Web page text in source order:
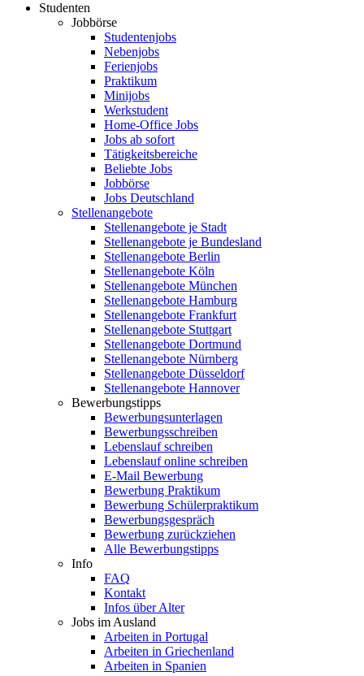
Studenten
Jobbörse
Studentenjobs
Nebenjobs
Ferienjobs
Praktikum
Minijobs
Werkstudent
Home-Office Jobs
Jobs ab sofort
Tätigkeitsbereiche
Beliebte Jobs
Jobbörse
Jobs Deutschland
Stellenangebote
Stellenangebote je Stadt
Stellenangebote je Bundesland
Stellenangebote Berlin
Stellenangebote Köln
Stellenangebote München
Stellenangebote Hamburg
Stellenangebote Frankfurt
Stellenangebote Stuttgart
Stellenangebote Dortmund
Stellenangebote Nürnberg
Stellenangebote Düsseldorf
Stellenangebote Hannover
Bewerbungstipps
Bewerbungsunterlagen
Bewerbungsschreiben
Lebenslauf schreiben
Lebenslauf online schreiben
E-Mail Bewerbung
Bewerbung Praktikum
Bewerbung Schülerpraktikum
Bewerbungsgespräch
Bewerbung zurückziehen
Alle Bewerbungstipps
Info
FAQ
Kontakt
Infos über Alter
Jobs im Ausland
Arbeiten in Portugal
Arbeiten in Griechenland
Arbeiten in Spanien